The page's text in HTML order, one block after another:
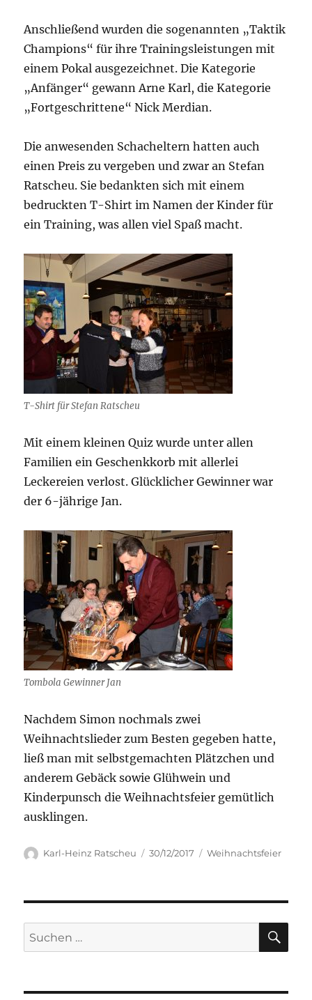
Anschließend wurden die sogenannten „Taktik
Champions“ für ihre Trainingsleistungen mit
einem Pokal ausgezeichnet. Die Kategorie
„Anfänger“ gewann Arne Karl, die Kategorie
„Fortgeschrittene“ Nick Merdian.
Die anwesenden Schacheltern hatten auch
einen Preis zu vergeben und zwar an Stefan
Ratscheu. Sie bedankten sich mit einem
bedruckten T-Shirt im Namen der Kinder für
ein Training, was allen viel Spaß macht.
T-Shirt für Stefan Ratscheu
Mit einem kleinen Quiz wurde unter allen
Familien ein Geschenkkorb mit allerlei
Leckereien verlost. Glücklicher Gewinner war
der 6-jährige Jan.
Tombola Gewinner Jan
Nachdem Simon nochmals zwei
Weihnachtslieder zum Besten gegeben hatte,
ließ man mit selbstgemachten Plätzchen und
anderem Gebäck sowie Glühwein und
Kinderpunsch die Weihnachtsfeier gemütlich
ausklingen.
Autor
Karl-Heinz Ratscheu
Veröffentlicht
30/12/2017 Kategorien
Weihnachtsfeier
Suchen
nach: